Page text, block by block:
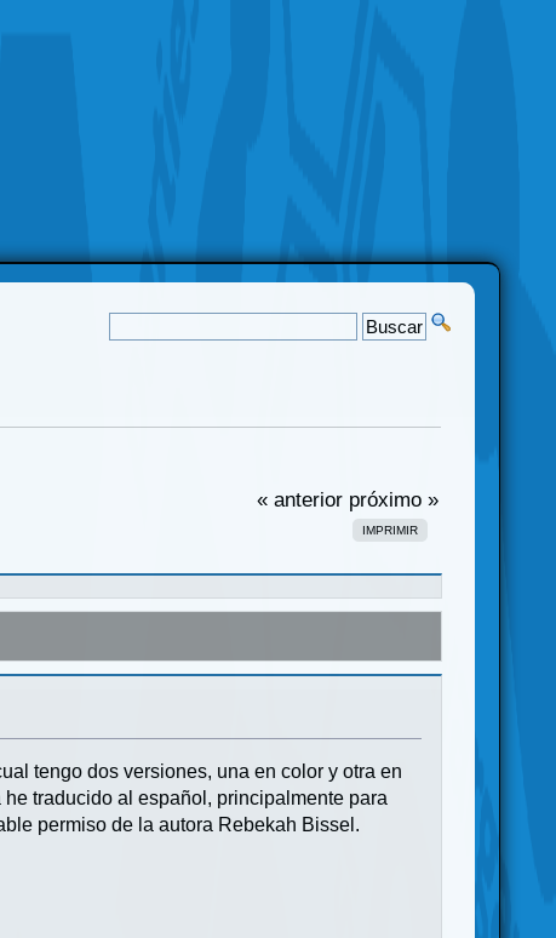
« anterior próximo »
IMPRIMIR
tengo dos versiones, una en color y otra en
traducido al español, principalmente para
permiso de la autora Rebekah Bissel.